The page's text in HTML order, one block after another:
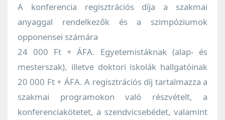
A konferencia regisztrációs díja a szakmai
anyaggal rendelkezők és a szimpóziumok
opponensei számára
24 000 Ft + ÁFA. Egyetemistáknak (alap- és
mesterszak), illetve doktori iskolák hallgatóinak
20 000 Ft + ÁFA. A regisztrációs díj tartalmazza a
szakmai programokon való részvételt, a
konferenciakötetet, a szendvicsebédet, valamint